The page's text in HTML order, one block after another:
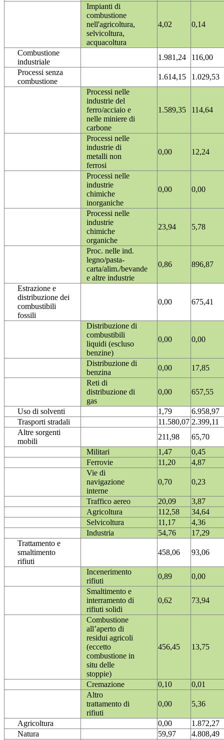
Impianti di
combustione
nell'agricoltura,
selvicoltura,
acquacoltura
4,02 0,14
Combustione
industriale
1.981,24
116,00
Processi senza
combustione
1.614,15
1.029,53
Processi nelle
industrie del
ferro/acciaio e
nelle miniere di
carbone
1.589,35 114,64
Processi nelle
industrie di
metalli non
ferrosi
0,00 12,24
Processi nelle
industrie
chimiche
inorganiche
0,00 0,00
Processi nelle
industrie
chimiche
organiche
23,94 5,78
Proc. nelle ind.
legno/pasta-
carta/alim./bevande
e altre industrie
0,86 896,87
Estrazione e
distribuzione dei
combustibili
fossili
0,00 675,41
Distribuzione di
combustibili
liquidi (escluso
benzine)
0,00 0,00
Distribuzione di
benzina
0,00
17,85
Reti di
distribuzione di
gas
0,00 657,55
Uso di solventi 1,79
6.958,97
Trasporti stradali
11.580,07 2.399,11
Altre sorgenti
mobili
211,98
65,70
Militari
1,47
0,45
Ferrovie
11,20
4,87
Vie di
navigazione
interne
0,70 0,23
Traffico aereo 20,09
3,87
Agricoltura
112,58
34,64
Selvicoltura
11,17
4,36
Industria
54,76
17,29
Trattamento e
smaltimento
rifiuti
458,06 93,06
Incenerimento
rifiuti
0,89
0,00
Smaltimento e
interramento di
rifiuti solidi
0,62 73,94
Combustione
all’aperto di
residui agricoli
(eccetto
combustione in
situ delle
stoppie)
456,45 13,75
Cremazione 0,10
0,01
Altro
trattamento di
rifiuti
0,00 5,36
Agricoltura 0,00
1.872,27
Natura
59,97 4.808,49